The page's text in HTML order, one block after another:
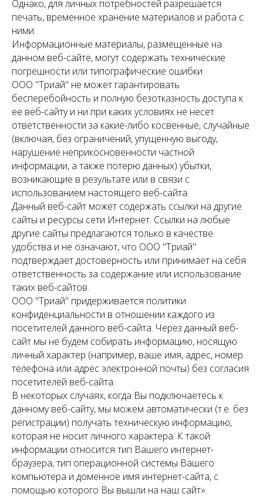
Однако, для личных потребностей разрешается
печать, временное хранение материалов и работа с
ними.
Информационные материалы, размещенные на
данном веб-сайте, могут содержать технические
погрешности или типографические ошибки.
ООО "Триай" не может гарантировать
бесперебойность и полную безотказность доступа к
ее веб-сайту и ни при каких условиях не несет
ответственности за какие-либо косвенные, случайные
(включая, без ограничений, упущенную выгоду,
нарушение неприкосновенности частной
информации, а также потерю данных) убытки,
возникающие в результате или в связи с
использованием настоящего веб-сайта.
Данный веб-сайт может содержать ссылки на другие
сайты и ресурсы сети Интернет. Ссылки на любые
другие сайты предлагаются только в качестве
удобства и не означают, что ООО "Триай"
подтверждает достоверность или принимает на себя
ответственность за содержание или использование
таких веб-сайтов.
ООО "Триай" придерживается политики
конфиденциальности в отношении каждого из
посетителей данного веб-сайта. Через данный веб-
сайт мы не будем собирать информацию, носящую
личный характер (например, ваше имя, адрес, номер
телефона или адрес электронной почты) без согласия
посетителей веб-сайта.
В некоторых случаях, когда Вы подключаетесь к
данному веб-сайту, мы можем автоматически (т.е. без
регистрации) получать техническую информацию,
которая не носит личного характера. К такой
информации относится тип Вашего интернет-
браузера, тип операционной системы Вашего
компьютера и доменное имя интернет-сайта, с
помощью которого Вы вышли на наш сайт».